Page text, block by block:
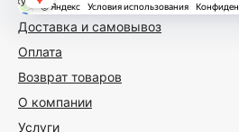
Доставка и самовывоз
Оплата
Возврат товаров
О компании
Услуги